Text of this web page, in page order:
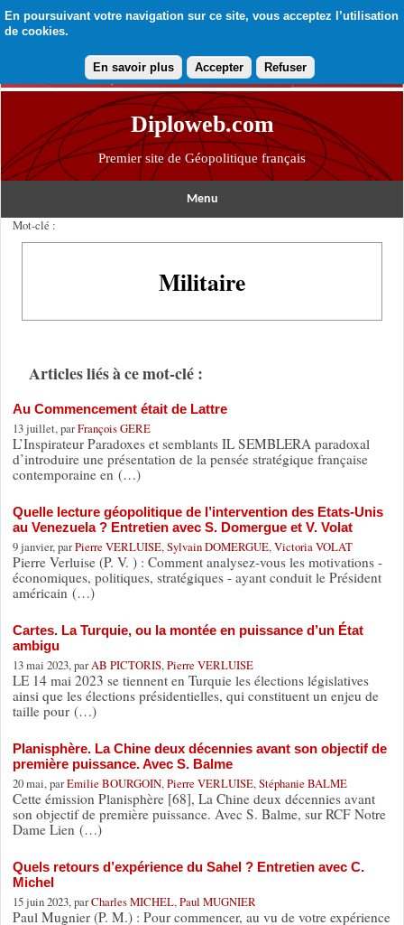
En poursuivant votre navigation sur ce site, vous acceptez l’utilisation
de cookies.
En savoir plus Accepter Refuser
Diploweb.com
Premier site de Géopolitique français
Menu
Mot-clé :
Militaire
Articles liés à ce mot-clé :
Au Commencement était de Lattre
13 juillet, parFrançois GERE
L’Inspirateur Paradoxes et semblants IL SEMBLERA paradoxal
d’introduire une présentation de la pensée stratégique française
contemporaine en (…)
Quelle lecture géopolitique de l’intervention des Etats-Unis
au Venezuela ? Entretien avec S. Domergue et V. Volat
9 janvier, parPierre VERLUISE, Sylvain DOMERGUE, Victoria VOLAT
Pierre Verluise (P. V. ) : Comment analysez-vous les motivations -
économiques, politiques, stratégiques - ayant conduit le Président
américain (…)
Cartes. La Turquie, ou la montée en puissance d’un État
ambigu
13 mai 2023, parAB PICTORIS, Pierre VERLUISE
LE 14 mai 2023 se tiennent en Turquie les élections législatives
ainsi que les élections présidentielles, qui constituent un enjeu de
taille pour (…)
Planisphère. La Chine deux décennies avant son objectif de
première puissance. Avec S. Balme
20 mai, parEmilie BOURGOIN, Pierre VERLUISE, Stéphanie BALME
Cette émission Planisphère [68], La Chine deux décennies avant
son objectif de première puissance. Avec S. Balme, sur RCF Notre
Dame Lien (…)
Quels retours d’expérience du Sahel ? Entretien avec C.
Michel
15 juin 2023, parCharles MICHEL, Paul MUGNIER
Paul Mugnier (P. M.) : Pour commencer, au vu de votre expérience